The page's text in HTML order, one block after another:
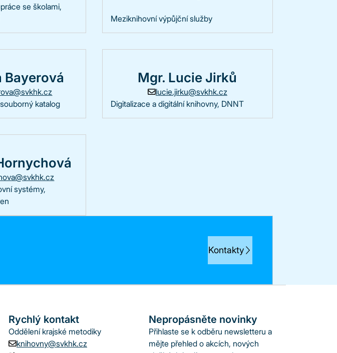
se školami,
Meziknihovní výpůjční služby
Bayerová
katalog
Mgr. Lucie Jirků
lucie.jirku@svkhk.cz
Digitalizace a digitální knihovny, DNNT
systémy,
Kontakty
Rychlý kontakt
Oddělení krajské metodiky
knihovny@svkhk.cz
Nepropásněte novinky
Přihlaste se k odběru newsletteru a
mějte přehled o akcích, nových